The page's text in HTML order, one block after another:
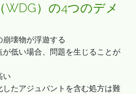
WDG）の4つのデメ
壊物が浮遊する
が低い場合、問題を生じることが
い
したアジュバントを含む処方は難